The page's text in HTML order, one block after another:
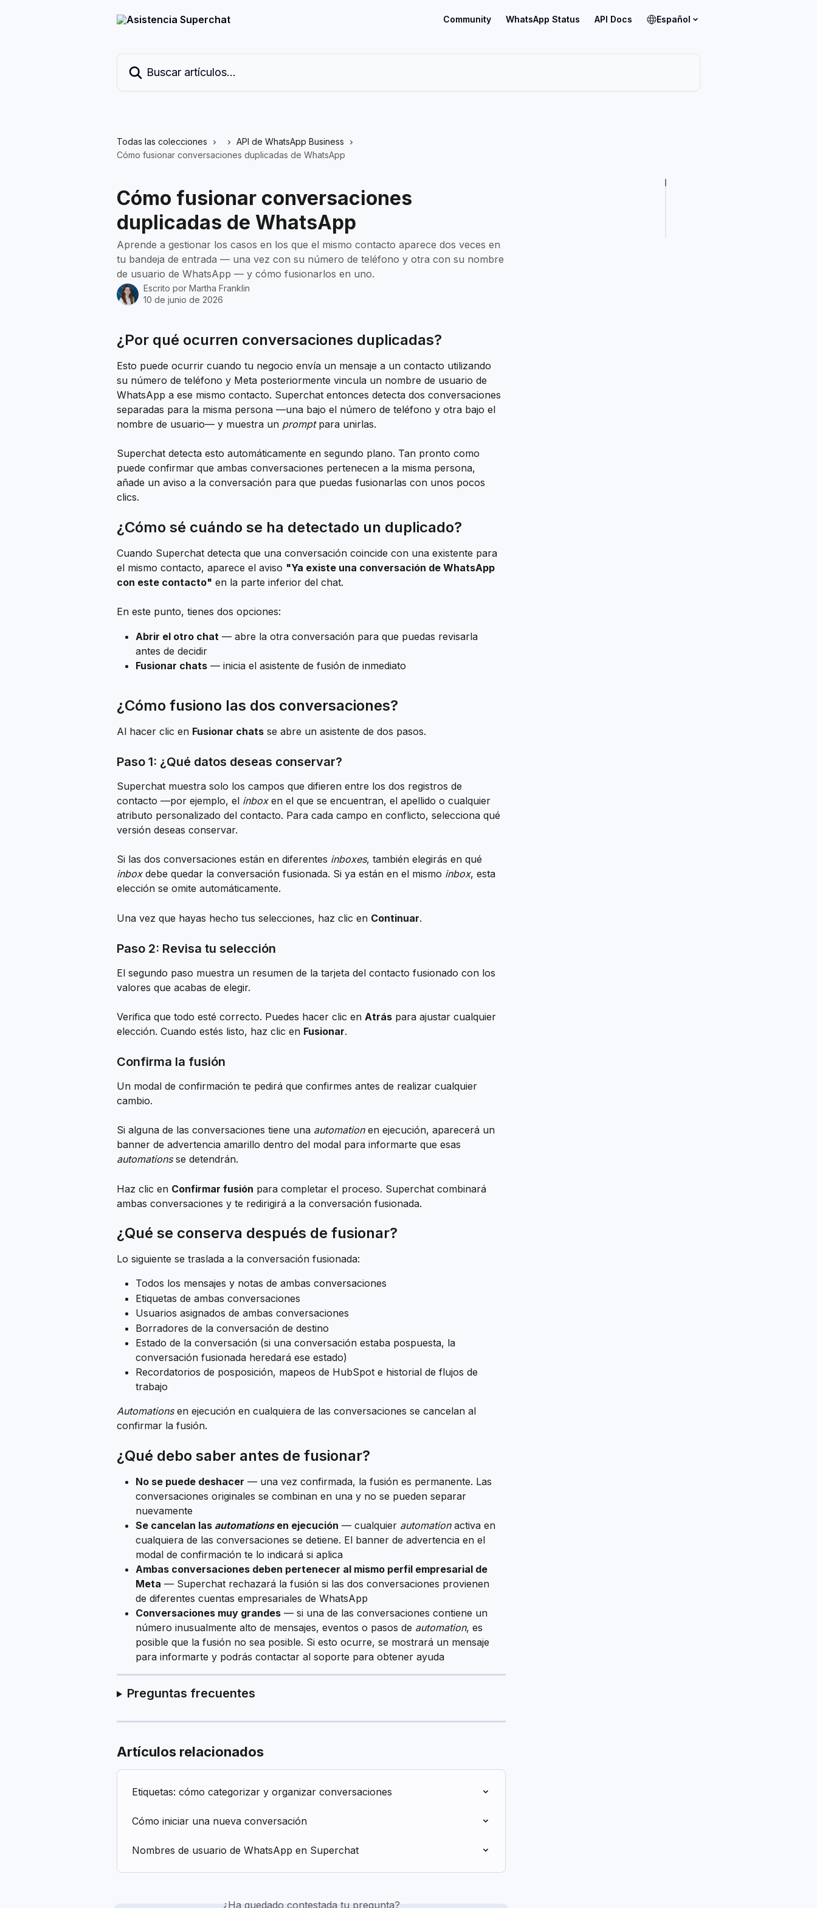
Community WhatsApp Status API Docs Español
Todas las colecciones
API de WhatsApp Business
Cómo fusionar conversaciones duplicadas de WhatsApp
Cómo fusionar conversaciones
duplicadas de WhatsApp
Aprende a gestionar los casos en los que el mismo contacto aparece dos veces en
tu bandeja de entrada — una vez con su número de teléfono y otra con su nombre
de usuario de WhatsApp — y cómo fusionarlos en uno.
Escrito por Martha Franklin
10 de junio de 2026
¿Por qué ocurren conversaciones duplicadas?
Esto puede ocurrir cuando tu negocio envía un mensaje a un contacto utilizando
su número de teléfono y Meta posteriormente vincula un nombre de usuario de
WhatsApp a ese mismo contacto. Superchat entonces detecta dos conversaciones
separadas para la misma persona —una bajo el número de teléfono y otra bajo el
nombre de usuario— y muestra un prompt para unirlas.
Superchat detecta esto automáticamente en segundo plano. Tan pronto como
puede confirmar que ambas conversaciones pertenecen a la misma persona,
añade un aviso a la conversación para que puedas fusionarlas con unos pocos
clics.
¿Cómo sé cuándo se ha detectado un duplicado?
Cuando Superchat detecta que una conversación coincide con una existente para
el mismo contacto, aparece el aviso "Ya existe una conversación de WhatsApp
con este contacto" en la parte inferior del chat.
En este punto, tienes dos opciones:
Abrir el otro chat — abre la otra conversación para que puedas revisarla
antes de decidir
Fusionar chats — inicia el asistente de fusión de inmediato
¿Cómo fusiono las dos conversaciones?
Al hacer clic en Fusionar chats se abre un asistente de dos pasos.
Paso 1: ¿Qué datos deseas conservar?
Superchat muestra solo los campos que difieren entre los dos registros de
contacto —por ejemplo, el inbox en el que se encuentran, el apellido o cualquier
atributo personalizado del contacto. Para cada campo en conflicto, selecciona qué
versión deseas conservar.
Si las dos conversaciones están en diferentes inboxes, también elegirás en qué
inbox debe quedar la conversación fusionada. Si ya están en el mismo inbox, esta
elección se omite automáticamente.
Una vez que hayas hecho tus selecciones, haz clic en Continuar.
Paso 2: Revisa tu selección
El segundo paso muestra un resumen de la tarjeta del contacto fusionado con los
valores que acabas de elegir.
Verifica que todo esté correcto. Puedes hacer clic en Atrás para ajustar cualquier
elección. Cuando estés listo, haz clic en Fusionar.
Confirma la fusión
Un modal de confirmación te pedirá que confirmes antes de realizar cualquier
cambio.
Si alguna de las conversaciones tiene una automation en ejecución, aparecerá un
banner de advertencia amarillo dentro del modal para informarte que esas
automations se detendrán.
Haz clic en Confirmar fusión para completar el proceso. Superchat combinará
ambas conversaciones y te redirigirá a la conversación fusionada.
¿Qué se conserva después de fusionar?
Lo siguiente se traslada a la conversación fusionada:
Todos los mensajes y notas de ambas conversaciones
Etiquetas de ambas conversaciones
Usuarios asignados de ambas conversaciones
Borradores de la conversación de destino
Estado de la conversación (si una conversación estaba pospuesta, la
conversación fusionada heredará ese estado)
Recordatorios de posposición, mapeos de HubSpot e historial de flujos de
trabajo
Automations en ejecución en cualquiera de las conversaciones se cancelan al
confirmar la fusión.
¿Qué debo saber antes de fusionar?
No se puede deshacer — una vez confirmada, la fusión es permanente. Las
conversaciones originales se combinan en una y no se pueden separar
nuevamente
Se cancelan las automations en ejecución — cualquier automation activa en
cualquiera de las conversaciones se detiene. El banner de advertencia en el
modal de confirmación te lo indicará si aplica
Ambas conversaciones deben pertenecer al mismo perfil empresarial de
Meta — Superchat rechazará la fusión si las dos conversaciones provienen
de diferentes cuentas empresariales de WhatsApp
Conversaciones muy grandes — si una de las conversaciones contiene un
número inusualmente alto de mensajes, eventos o pasos de automation, es
posible que la fusión no sea posible. Si esto ocurre, se mostrará un mensaje
para informarte y podrás contactar al soporte para obtener ayuda
Preguntas frecuentes
Artículos relacionados
Etiquetas: cómo categorizar y organizar conversaciones
Cómo iniciar una nueva conversación
Nombres de usuario de WhatsApp en Superchat
¿Ha quedado contestada tu pregunta?